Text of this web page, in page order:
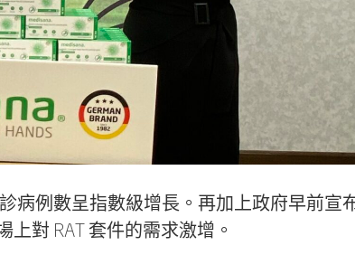
例數呈指數級增長。再加上政府早前宣
對 RAT 套件的需求激增。